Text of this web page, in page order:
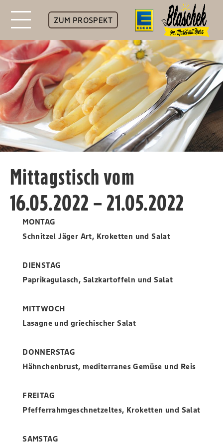
ZUM PROSPEKT
Mittagstisch vom
16.05.2022 – 21.05.2022
MONTAG
Schnitzel Jäger Art, Kroketten und Salat
DIENSTAG
Paprikagulasch, Salzkartoffeln und Salat
MITTWOCH
Lasagne und griechischer Salat
DONNERSTAG
Hähnchenbrust, mediterranes Gemüse und Reis
FREITAG
Pfefferrahmgeschnetzeltes, Kroketten und Salat
SAMSTAG